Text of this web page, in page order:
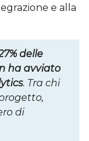
e alla
delle
ha avviato
. Tra chi
di